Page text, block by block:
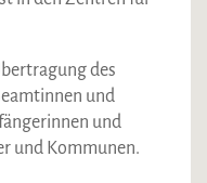
des
und
und
und Kommunen.